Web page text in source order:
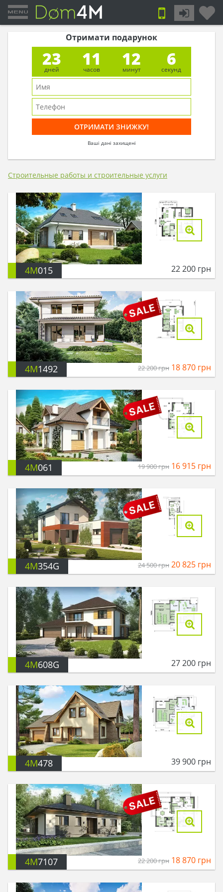
Отримати подарунок
23
дней
11
часов
12
минут
5
секунд
Ваші дані захищені
Строительные работы и строительные услуги
4M015 22 200 грн
4M1492 22 200грн 18 870 грн
4M061 19 900грн 16 915 грн
4M354G 24 500грн 20 825 грн
4M608G 27 200 грн
4M478 39 900 грн
4M7107 22 200грн 18 870 грн